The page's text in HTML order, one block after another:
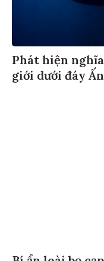
Phát hiện
giới dưới đáy